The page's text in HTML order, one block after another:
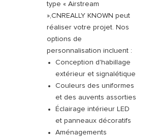
type « Airstream
»,CNREALLY KNOWN peut
réaliser votre projet. Nos
options de
personnalisation incluent :
Conception d'habillage
extérieur et signalétique
Couleurs des uniformes
et des auvents assorties
Éclairage intérieur LED
et panneaux décoratifs
Aménagements